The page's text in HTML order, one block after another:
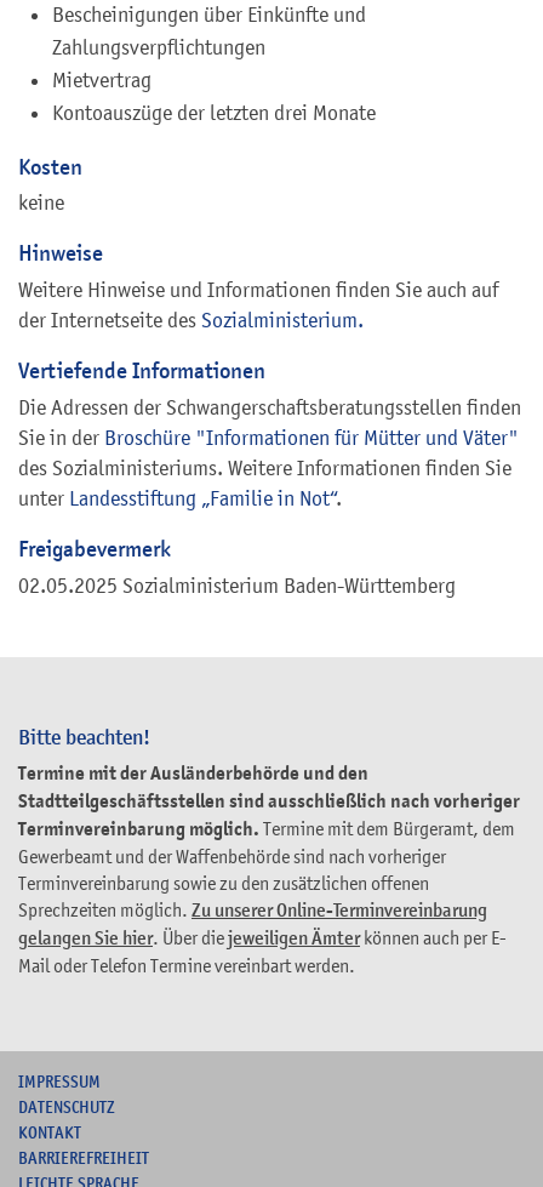
Bitte beachten!
Termine mit der Ausländerbehörde und den
Stadtteilgeschäftsstellen sind ausschließlich nach vorheriger
Terminvereinbarung möglich. Termine mit dem Bürgeramt, dem
Gewerbeamt und der Waffenbehörde sind nach vorheriger
Terminvereinbarung sowie zu den zusätzlichen offenen
Sprechzeiten möglich. Zu unserer Online-Terminvereinbarung
gelangen Sie hier. Über diejeweiligen Ämterkönnen auch per E-
Mail oder Telefon Termine vereinbart werden.
Bescheinigungen über Einkünfte und
Zahlungsverpflichtungen
Mietvertrag
Kontoauszüge der letzten drei Monate
Kosten
keine
Hinweise
Weitere Hinweise und Informationen finden Sie auch auf
der Internetseite des Sozialministerium.
Vertiefende Informationen
Die Adressen der Schwangerschaftsberatungsstellen finden
Sie in der Broschüre "Informationen für Mütter und Väter"
des Sozialministeriums. Weitere Informationen finden Sie
unter Landesstiftung „Familie in Not“.
Freigabevermerk
02.05.2025 Sozialministerium Baden-Württemberg
IMPRESSUM
DATENSCHUTZ
KONTAKT
BARRIEREFREIHEIT